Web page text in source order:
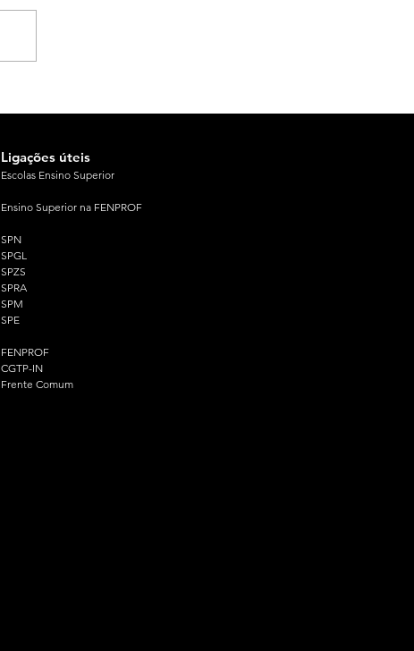
Ligações úteis
Escolas Ensino Superior
Ensino Superior na FENPROF
SPN
SPGL
SPZS
SPRA
SPM
SPE
FENPROF
CGTP-IN
Frente Comum